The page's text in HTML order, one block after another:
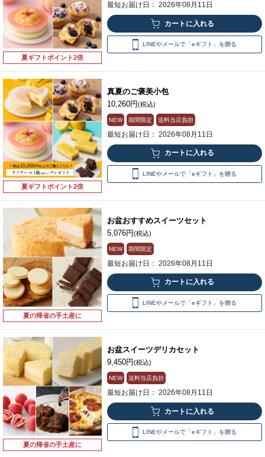
夏ギフトポイント2倍
最短お届け日： 2026年08月11日
LINEやメールで「eギフト」を贈る
夏ギフトポイント2倍
真夏のご褒美小包
10,260円(税込)
NEW 期間限定 送料当店負担
最短お届け日： 2026年08月11日
LINEやメールで「eギフト」を贈る
夏の帰省の手土産に
お盆おすすめスイーツセット
5,076円(税込)
NEW 期間限定
最短お届け日： 2026年08月11日
LINEやメールで「eギフト」を贈る
夏の帰省の手土産に
お盆スイーツデリカセット
9,450円(税込)
NEW 送料当店負担
最短お届け日： 2026年08月11日
LINEやメールで「eギフト」を贈る